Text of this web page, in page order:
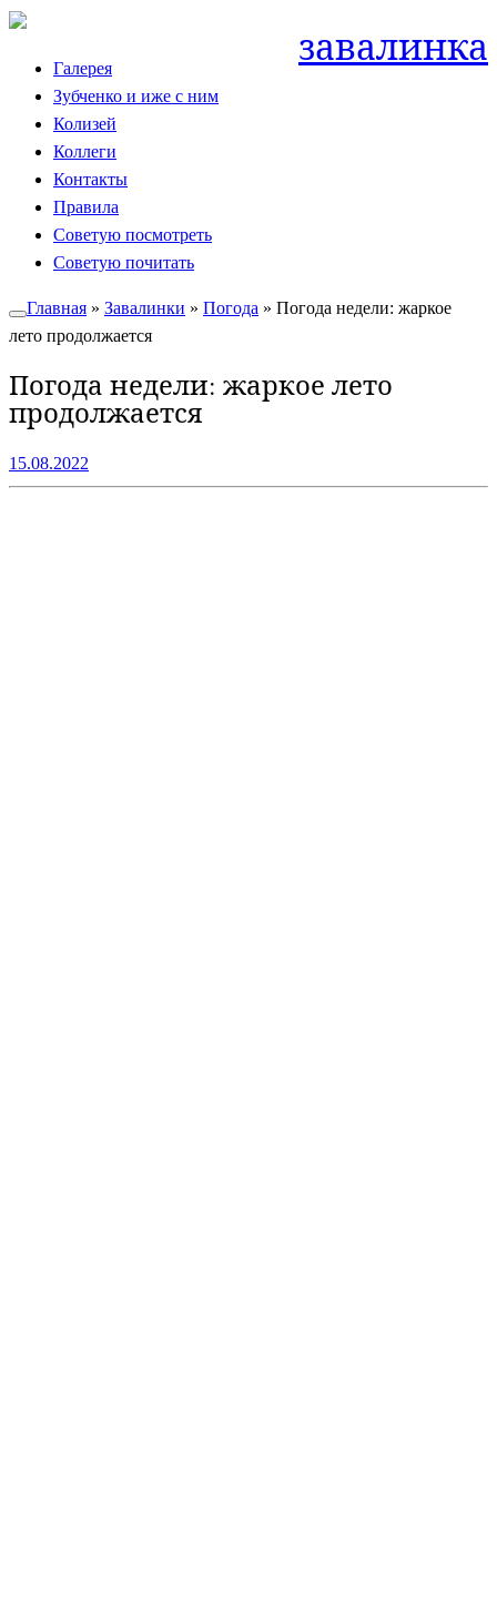
Skip
content
завалинка
Галерея
Зубченко и иже с ним
Колизей
Коллеги
Контакты
Правила
Советую посмотреть
Советую почитать
Главная » Завалинки » Погода » Погода недели: жаркое
лето продолжается
Погода недели: жаркое лето
продолжается
15.08.2022